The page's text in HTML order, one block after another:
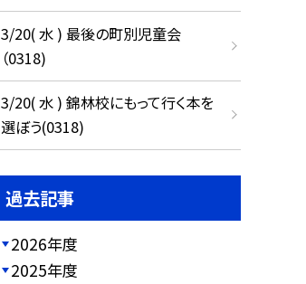
3/20( 水 ) 最後の町別児童会
（0318)
3/20( 水 ) 錦林校にもって行く本を
選ぼう(0318)
過去記事
2026年度
2025年度